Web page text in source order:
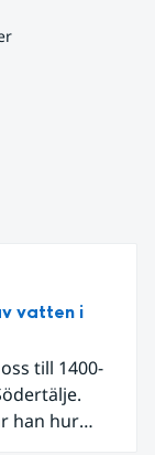
vatten i
till 1400-
han hur